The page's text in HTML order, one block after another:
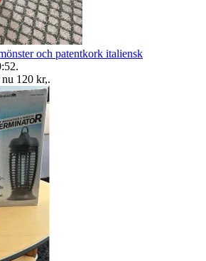
och patentkork italiensk
.
120 kr,.